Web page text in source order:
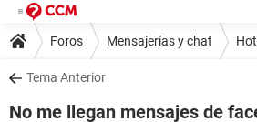
Foros Mensajerías y chat
Tema Anterior
No me llegan mensajes de